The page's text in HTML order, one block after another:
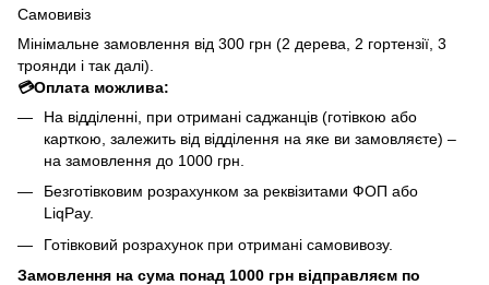
Самовивіз
Мінімальне замовлення від 300 грн (2 дерева, 2 гортензії, 3
троянди і так далі).
💳Оплата можлива:
На відділенні, при отримані саджанців (готівкою або
карткою, залежить від відділення на яке ви замовляєте) –
на замовлення до 1000 грн.
Безготівковим розрахунком за реквізитами ФОП або
LiqPay.
Готівковий розрахунок при отримані самовивозу.
Замовлення на сума понад 1000 грн відправляєм по